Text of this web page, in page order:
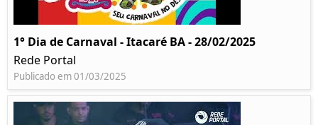
1° Dia de Carnaval - Itacaré BA - 28/02/2025
Rede Portal
Publicado em 01/03/2025